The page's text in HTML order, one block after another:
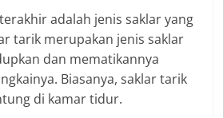
adalah jenis saklar yang
tarik merupakan jenis saklar
dan mematikannya
Biasanya, saklar tarik
di kamar tidur.